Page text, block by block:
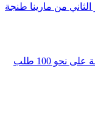
من مارينا طنجة
برنامج “POWER EXPORT” .. الموافقة على نحو 100 طلب